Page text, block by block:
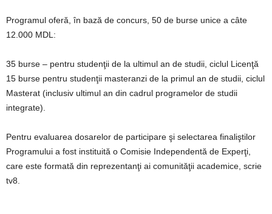
Programul oferă, în bază de concurs, 50 de burse unice a câte
12.000 MDL:
35 burse – pentru studenţii de la ultimul an de studii, ciclul Licenţă
15 burse pentru studenţii masteranzi de la primul an de studii, ciclul
Masterat (inclusiv ultimul an din cadrul programelor de studii
integrate).
Pentru evaluarea dosarelor de participare şi selectarea finaliştilor
Programului a fost instituită o Comisie Independentă de Experţi,
care este formată din reprezentanţi ai comunităţii academice, scrie
tv8.